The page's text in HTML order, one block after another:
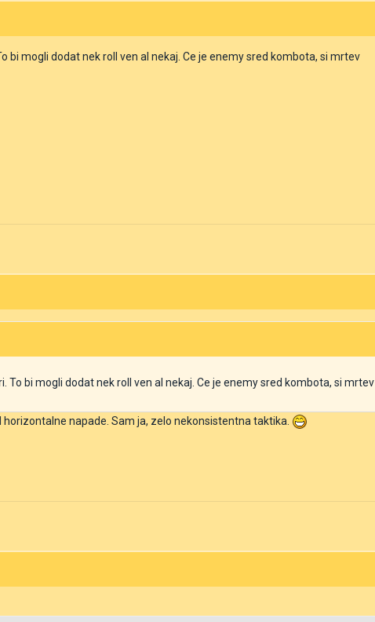
bi mogli dodat nek roll ven al nekaj. Ce je enemy sred kombota, si mrtev
To bi mogli dodat nek roll ven al nekaj. Ce je enemy sred kombota, si mrtev
napade. Sam ja, zelo nekonsistentna taktika.